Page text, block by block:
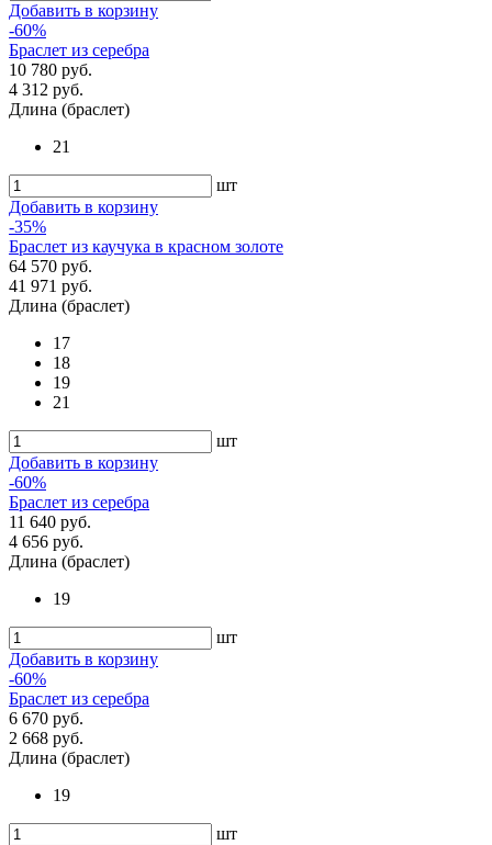
Добавить в корзину
-60%
Браслет из серебра
10 780 руб.
4 312 руб.
Длина (браслет)
21
шт
Добавить в корзину
-35%
Браслет из каучука в красном золоте
64 570 руб.
41 971 руб.
Длина (браслет)
17
18
19
21
шт
Добавить в корзину
-60%
Браслет из серебра
11 640 руб.
4 656 руб.
Длина (браслет)
19
шт
Добавить в корзину
-60%
Браслет из серебра
6 670 руб.
2 668 руб.
Длина (браслет)
19
шт